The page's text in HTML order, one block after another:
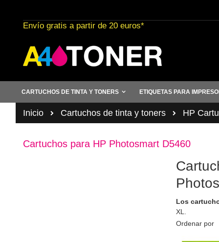
al
contenido
Envío gratis a partir de 20 euros*
CARTUCHOS DE TINTA Y TONERS ETIQUETAS PARA
Inicio Cartuchos de tinta y toners HP
Cartuchos para HP Photosmart D5460
Los
XL.
Ordenar por